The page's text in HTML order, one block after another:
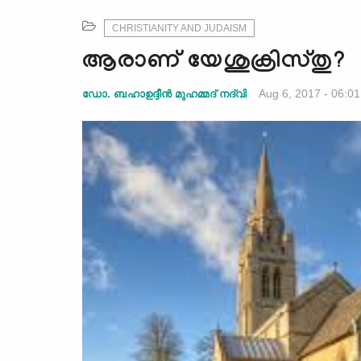
CHRISTIANITY AND JUDAISM
ആരാണ് യേശുക്രിസ്തു?
ഡോ. ബഹാഉദ്ദീന്‍ മുഹമ്മദ് നദ്‌വി Aug 6, 2017 - 06:01